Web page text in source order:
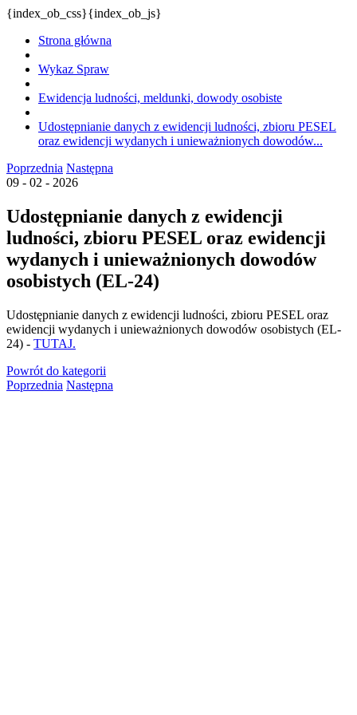
{index_ob_css}{index_ob_js}
Strona główna
Wykaz Spraw
Ewidencja ludności, meldunki, dowody osobiste
Udostępnianie danych z ewidencji ludności, zbioru PESEL
oraz ewidencji wydanych i unieważnionych dowodów...
Poprzednia Następna
09 - 02 - 2026
Udostępnianie danych z ewidencji
ludności, zbioru PESEL oraz ewidencji
wydanych i unieważnionych dowodów
osobistych (EL-24)
Udostępnianie danych z ewidencji ludności, zbioru PESEL oraz
ewidencji wydanych i unieważnionych dowodów osobistych (EL-
24) - TUTAJ.
Powrót do kategorii
Poprzednia Następna